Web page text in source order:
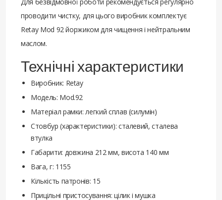
проводити чистку, для цього виробник комплектує
Retay Mod 92 йоржиком для чищення і нейтральним
маслом.
Технічні характеристики
Виробник: Retay
Модель: Mod.92
Матеріал рамки: легкий сплав (силумін)
Стовбур (характеристики): сталевий, сталева
втулка
Габарити: довжина 212 мм, висота 140 мм
Вага, г: 1155
Кількість патронів: 15
Прицільні пристосування: цілик і мушка